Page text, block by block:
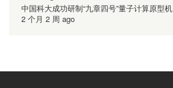
中国科大成功研制“九章四号”量子计算原型机
2 个月 2 周 ago